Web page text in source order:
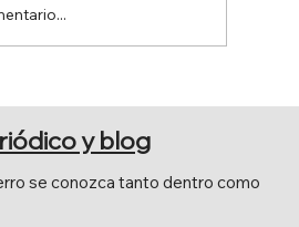
se conozca tanto dentro como
y blog